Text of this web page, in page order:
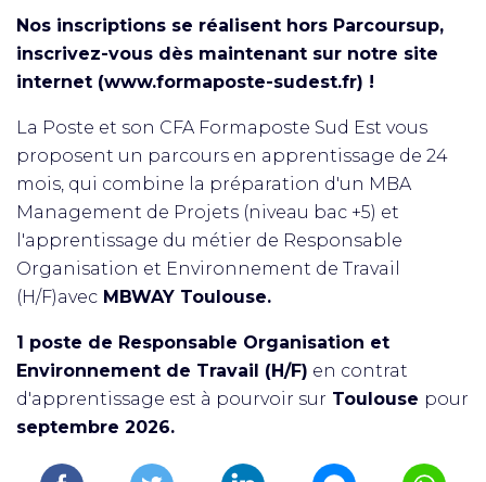
Nos inscriptions se réalisent hors Parcoursup,
inscrivez-vous dès maintenant sur notre site
internet (www.formaposte-sudest.fr) !
La Poste et son CFA Formaposte Sud Est vous
proposent un parcours en apprentissage de 24
mois, qui combine la préparation d'un MBA
Management de Projets (niveau bac +5) et
l'apprentissage du métier de Responsable
Organisation et Environnement de Travail
(H/F)avec MBWAY Toulouse.
1 poste de Responsable Organisation et
Environnement de Travail (H/F) en contrat
d'apprentissage est à pourvoir sur Toulouse pour
septembre 2026.